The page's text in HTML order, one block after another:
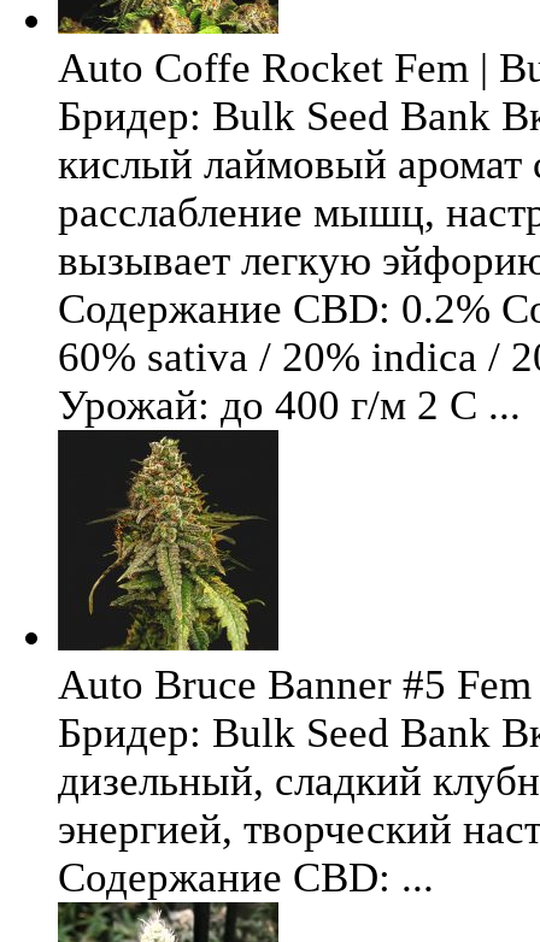
Auto Coffe Rocket Fem |
Бридер: Bulk Seed Bank
кислый лаймовый аромат
расслабление мышц,
вызывает легкую
Содержание CBD: 0.2%
60% sativa / 20% indica /
Урожай: до 400 г/м 2 С ...
Auto Bruce Banner #5
Бридер: Bulk Seed Bank
дизельный, сладкий
энергией, творческий
Содержание CBD: ...